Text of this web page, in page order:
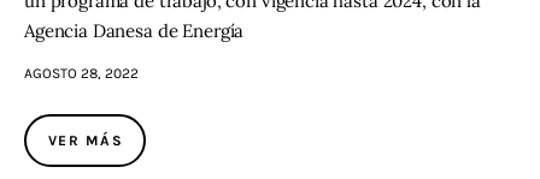
Agencia Danesa de Energía
AGOSTO 28, 2022
VER MÁS